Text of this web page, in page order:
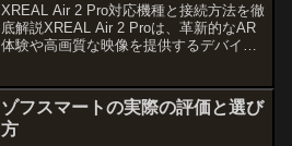
XREAL Air 2 Pro対応機種と接続方法を徹
底解説XREAL Air 2 Proは、革新的なAR
体験や高画質な映像を提供するデバイス
は、XREAL Air 2 P...
ゾフスマートの実際の評価と選び
方